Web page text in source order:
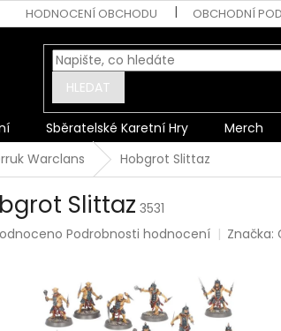
HODNOCENÍ OBCHODU OBCHODNÍ
HLEDAT
Sběratelské Karetní Hry Merch
Warclans Hobgrot Slittaz
Slittaz 3531
Podrobnosti hodnocení Značka: